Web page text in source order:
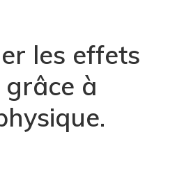
les effets
à